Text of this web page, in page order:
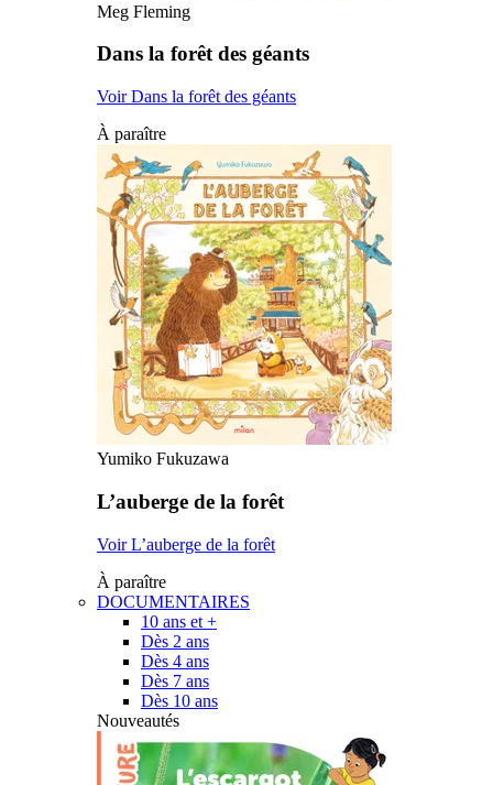
Meg Fleming
Dans la forêt des géants
Voir Dans la forêt des géants
À paraître
Yumiko Fukuzawa
L’auberge de la forêt
Voir L’auberge de la forêt
À paraître
DOCUMENTAIRES
10 ans et +
Dès 2 ans
Dès 4 ans
Dès 7 ans
Dès 10 ans
Nouveautés